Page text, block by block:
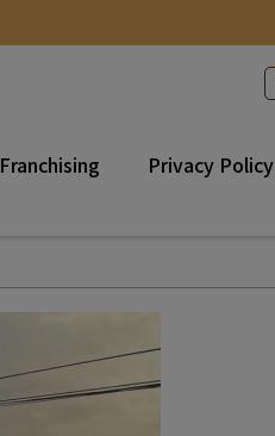
Franchising Privacy Policy